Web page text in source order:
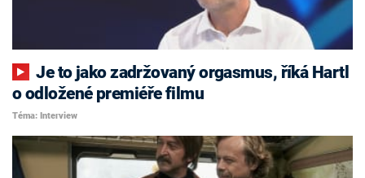
Je to jako zadržovaný orgasmus, říká Hartl
o odložené premiéře filmu
Téma: Interview